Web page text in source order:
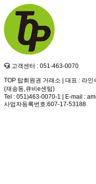
고객센터 : 051-463-0070
TOP 탑회원권 거래소 | 대표 : 라
(재송동,큐비e센텀)
Tel : 051)463-0070-1 | E-mail :
사업자등록번호:607-17-53188